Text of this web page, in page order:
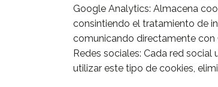
Google Analytics: Almacena
consintiendo el tratamiento de
comunicando directamente con
Redes sociales: Cada red
utilizar este tipo de cookies,